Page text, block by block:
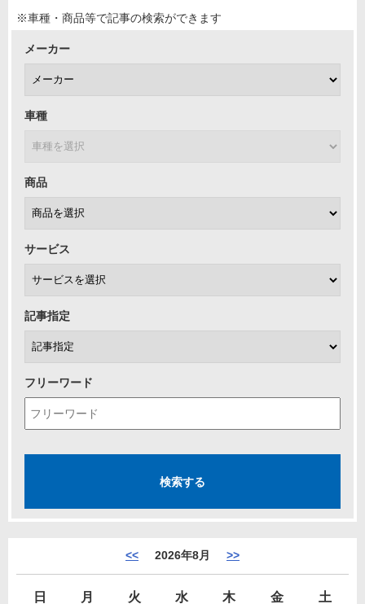
※車種・商品等で記事の検索ができます
メーカー
車種
商品
サービス
記事指定
フリーワード
<< 2026年8月 >>
日 月 火 水 木 金 土